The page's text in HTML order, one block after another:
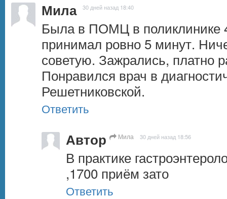
Мила 30 дней назад 18:40
Была в ПОМЦ в поликлинике
принимал ровно 5 минут.
советую. Зажрались, платно
Понравился врач в
Решетниковской.
Ответить
Автор Мила 30 дней назад 18:56
В практике
,1700 приём зато
Ответить